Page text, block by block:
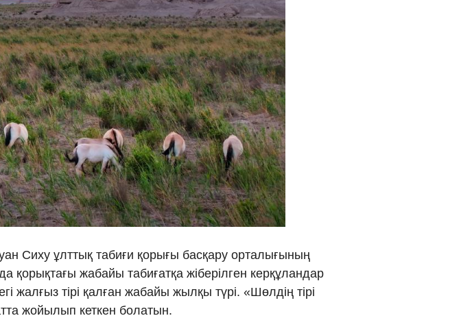
Português
Kiswahili
Italiano
Қазақ тілі
ภาษาไทย
Bahasa Melayu
Ελληνικά
اردو
हिन्दी
Сиху ұлттық табиғи қорығы басқару орталығының
қорықтағы жабайы табиғатқа жіберілген керқұландар
жалғыз тірі қалған жабайы жылқы түрі. «Шөлдің тірі
жойылып кеткен болатын.